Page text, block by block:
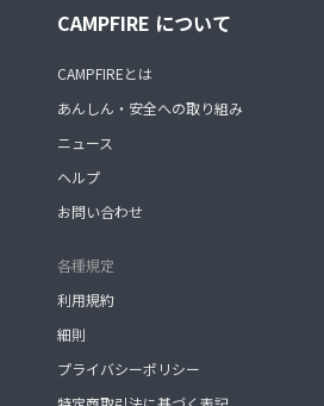
CAMPFIRE について
CAMPFIREとは
あんしん・安全への取り組み
ニュース
ヘルプ
お問い合わせ
各種規定
利用規約
細則
プライバシーポリシー